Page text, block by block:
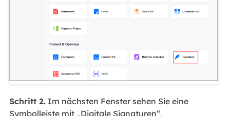
Schritt 2.Im nächsten Fenster sehen Sie eine
Symbolleiste mit „Digitale Signaturen“,